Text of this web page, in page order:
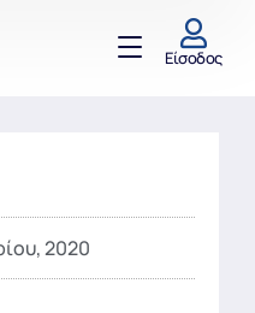
Είσοδος
2020